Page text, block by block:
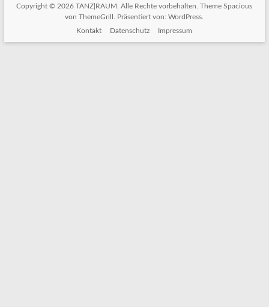
Copyright © 2026TANZ|RAUM . Alle Rechte vorbehalten. ThemeSpacious
von ThemeGrill. Präsentiert von:WordPress
Kontakt
Datenschutz Impressum